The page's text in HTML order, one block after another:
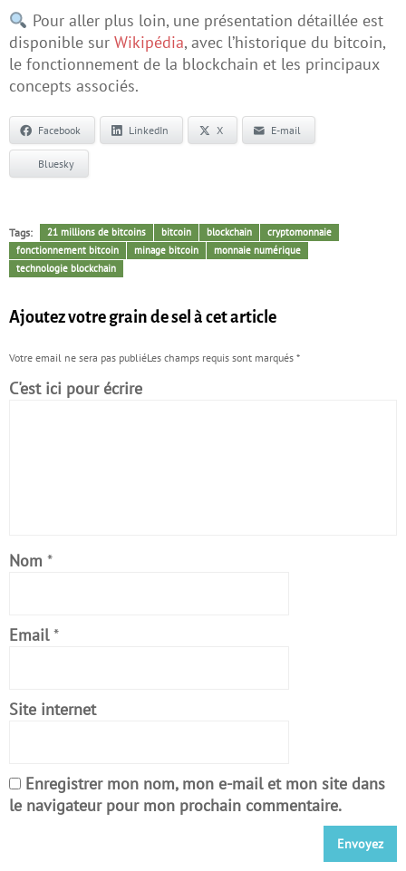
Pour aller plus loin, une présentation détaillée est
disponible sur Wikipédia, avec l’historique du bitcoin,
le fonctionnement de la blockchain et les principaux
concepts associés.
Facebook LinkedIn X E-mail
Bluesky
Tags: 21 millions de bitcoins bitcoin blockchain
cryptomonnaie
fonctionnement bitcoin
minage bitcoin
monnaie numérique
technologie blockchain
Ajoutez votre grain de sel à cet article
Votre email ne sera pas publiéLes champs requis sont marqués *
C'est ici pour écrire
Nom *
Email *
Site internet
Enregistrer mon nom, mon e-mail et mon site dans
le navigateur pour mon prochain commentaire.